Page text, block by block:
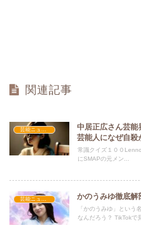
関連記事
芸能ニュース
中居正広さん芸
芸能人になぜ自殺
常識クイズ１００
にSMAPの元メン...
芸能ニュース かのうみゆ徹底解
「かのうみゆ」という
なんだろう？ TikTokで